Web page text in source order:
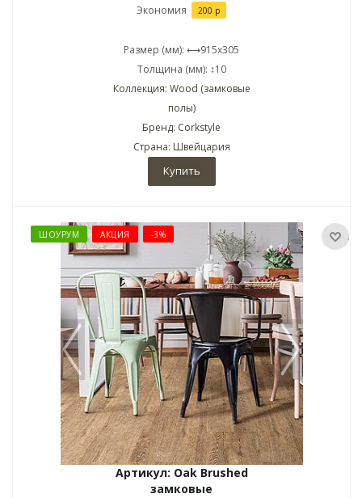
Экономия 200 р
Размер (мм): ⟷915x305
Толщина (мм): ↕10
Коллекция: Wood (замковые
полы)
Бренд: Corkstyle
Страна: Швейцария
Купить
ШОУРУМ АКЦИЯ -3%
Артикул: Oak Brushed
замковые